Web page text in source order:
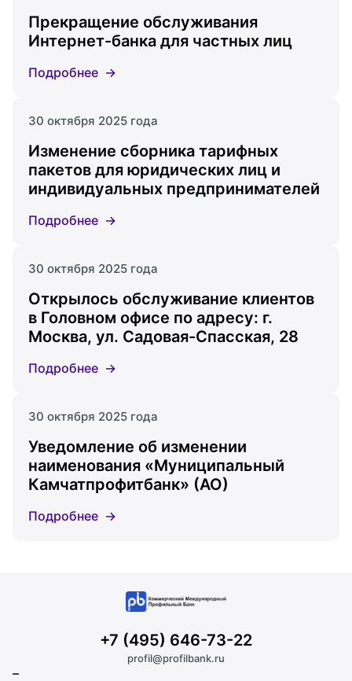
Прекращение обслуживания
Интернет-банка для частных лиц
Подробнее
30 октября 2025 года
Изменение сборника тарифных
пакетов для юридических лиц и
индивидуальных предпринимателей
Подробнее
30 октября 2025 года
Открылось обслуживание клиентов
в Головном офисе по адресу: г.
Москва, ул. Садовая-Спасская, 28
Подробнее
30 октября 2025 года
Уведомление об изменении
наименования «Муниципальный
Камчатпрофитбанк» (АО)
Подробнее
+7 (495) 646-73-22
profil@profilbank.ru